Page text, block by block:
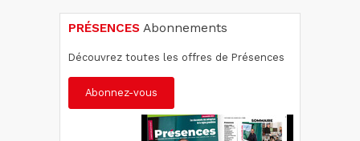
PRÉSENCES Abonnements
Découvrez toutes les offres de Présences
Abonnez-vous